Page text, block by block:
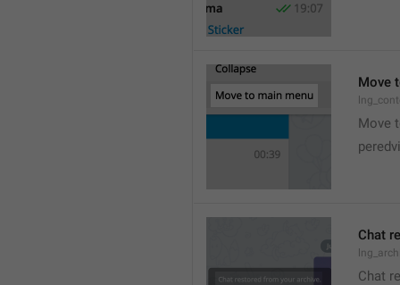
Move
Move
Chat
Chat